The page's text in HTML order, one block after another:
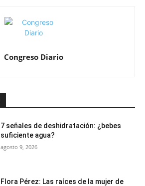
Congreso Diario
7 señales de deshidratación: ¿bebes
suficiente agua?
agosto 9, 2026
Flora Pérez: Las raíces de la mujer de